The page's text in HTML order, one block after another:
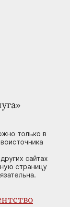
только в
сайтах
страницу